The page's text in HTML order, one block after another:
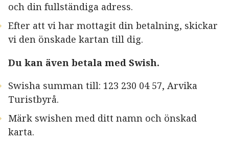
och din fullständiga adress.
Efter att vi har mottagit din betalning, skickar
vi den önskade kartan till dig.
Du kan även betala med Swish.
Swisha summan till: 123 230 04 57, Arvika
Turistbyrå.
Märk swishen med ditt namn och önskad
karta.